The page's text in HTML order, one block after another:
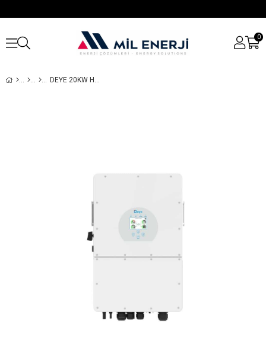
0
DEYE 20KW HYBRID INVERTER | 48V LOW VOLTAGE MONOPHASE | 2 MPPT